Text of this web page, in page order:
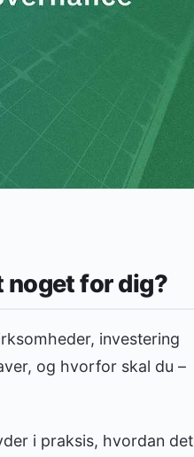
noget for dig?
investering
og hvorfor skal du –
i praksis, hvordan det